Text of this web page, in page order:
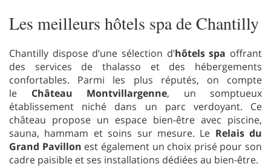
Les meilleurs hôtels spa de Chantilly
Chantilly dispose d’une sélection d’hôtels spa offrant
des services de thalasso et des hébergements
confortables. Parmi les plus réputés, on compte
le Château Montvillargenne, un somptueux
établissement niché dans un parc verdoyant. Ce
château propose un espace bien-être avec piscine,
sauna, hammam et soins sur mesure. Le Relais du
Grand Pavillon est également un choix prisé pour son
cadre paisible et ses installations dédiées au bien-être.